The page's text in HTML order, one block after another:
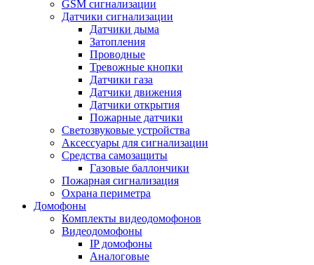
GSM сигнализации
Датчики сигнализации
Датчики дыма
Затопления
Проводные
Тревожные кнопки
Датчики газа
Датчики движения
Датчики открытия
Пожарные датчики
Светозвуковые устройства
Аксессуары для сигнализации
Средства самозащиты
Газовые баллончики
Пожарная сигнализация
Охрана периметра
Домофоны
Комплекты видеодомофонов
Видеодомофоны
IP домофоны
Аналоговые